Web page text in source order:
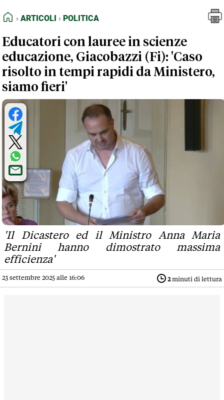
FEED RSS
NORMATIVE DEONTOLOGICHE
TERMINI e CONDIZIONI
HOME
ARTICOLI POLITICA
Educatori con lauree in scienze
educazione, Giacobazzi (Fi): 'Caso
risolto in tempi rapidi da Ministero,
siamo fieri'
'Il Dicastero ed il Ministro Anna Maria
Bernini hanno dimostrato massima
efficienza'
23 settembre 2025 alle 16:06 2minuti di lettura